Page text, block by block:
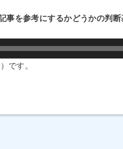
を参考にするかどうかの判
です。